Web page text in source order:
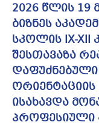
2026 წლის
ბიზნეს
სკოლის IX-XII
შესთავაზა
ორიენტაციის
ისახავდა
პროფესიული